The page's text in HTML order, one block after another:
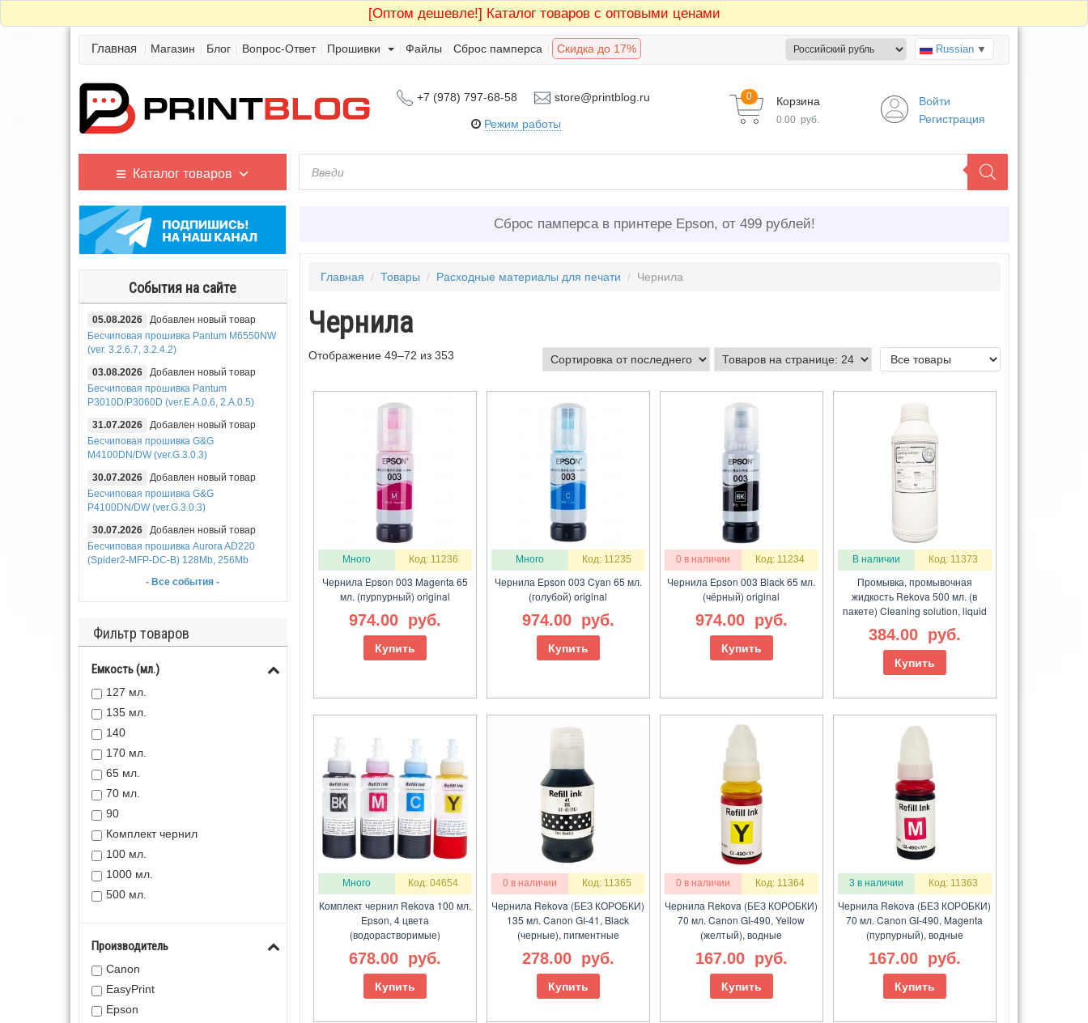
[Оптом дешевле!] Каталог товаров с оптовыми ценами
Главная Магазин Блог Вопрос-Ответ Прошивки Файлы Сброс памперса Скидка до 17% Russian ▼
+7 (978) 797-68-58 store@printblog.ru
Режим работы
Корзина
0
0.00 руб.
Войти
Регистрация
Каталог товаров
События на сайте
05.08.2026
Добавлен новый товар
Бесчиповая прошивка Pantum M6550NW
(ver. 3.2.6.7, 3.2.4.2)
03.08.2026
Добавлен новый товар
Бесчиповая прошивка Pantum
P3010D/P3060D (ver.E.A.0.6, 2.A.0.5)
31.07.2026
Добавлен новый товар
Бесчиповая прошивка G&G
M4100DN/DW (ver.G.3.0.3)
30.07.2026
Добавлен новый товар
Бесчиповая прошивка G&G
P4100DN/DW (ver.G.3.0.3)
30.07.2026
Добавлен новый товар
Бесчиповая прошивка Aurora AD220
(Spider2-MFP-DC-B) 128Mb, 256Mb
- Все события -
Фильтр товаров
Емкость (мл.)
127 мл.
135 мл.
140
170 мл.
65 мл.
70 мл.
90
Комплект чернил
100 мл.
1000 мл.
500 мл.
Производитель
Canon
EasyPrint
Epson
Сброс памперса в принтере Epson, от 499 рублей!
Главная / Товары / Расходные материалы для печати / Чернила
Чернила
Отображение 49–72 из 353
Много Код: 11236
Чернила Epson 003 Magenta 65
мл. (пурпурный) original
974.00 руб.
Купить
Много Код: 11235
Чернила Epson 003 Cyan 65 мл.
(голубой) original
974.00 руб.
Купить
0 в наличии Код: 11234
Чернила Epson 003 Black 65 мл.
(чёрный) original
974.00 руб.
Купить
В наличии Код: 11373
Промывка, промывочная
жидкость Rekova 500 мл. (в
пакете) Cleaning solution, liquid
384.00 руб.
Купить
Много Код: 04654
Комплект чернил Rekova 100 мл.
Epson, 4 цвета
(водорастворимые)
678.00 руб.
Купить
0 в наличии Код: 11365
Чернила Rekova (БЕЗ КОРОБКИ)
135 мл. Canon GI-41, Black
(черные), пигментные
278.00 руб.
Купить
0 в наличии Код: 11364
Чернила Rekova (БЕЗ КОРОБКИ)
70 мл. Canon GI-490, Yellow
(желтый), водные
167.00 руб.
Купить
3 в наличии Код: 11363
Чернила Rekova (БЕЗ КОРОБКИ)
70 мл. Canon GI-490, Magenta
(пурпурный), водные
167.00 руб.
Купить